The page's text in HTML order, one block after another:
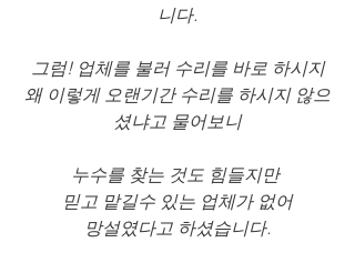
니다.
그럼! 업체를 불러 수리를 바로 하시지
왜 이렇게 오랜기간 수리를 하시지 않으
셨냐고 물어보니
누수를 찾는 것도 힘들지만
믿고 맡길수 있는 업체가 없어
망설였다고 하셨습니다.